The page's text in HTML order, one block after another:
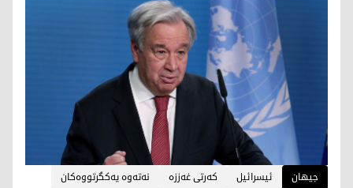
جیهان ئیسرائیل کەرتی غەززە نەتەوە یەکگرتووەکان